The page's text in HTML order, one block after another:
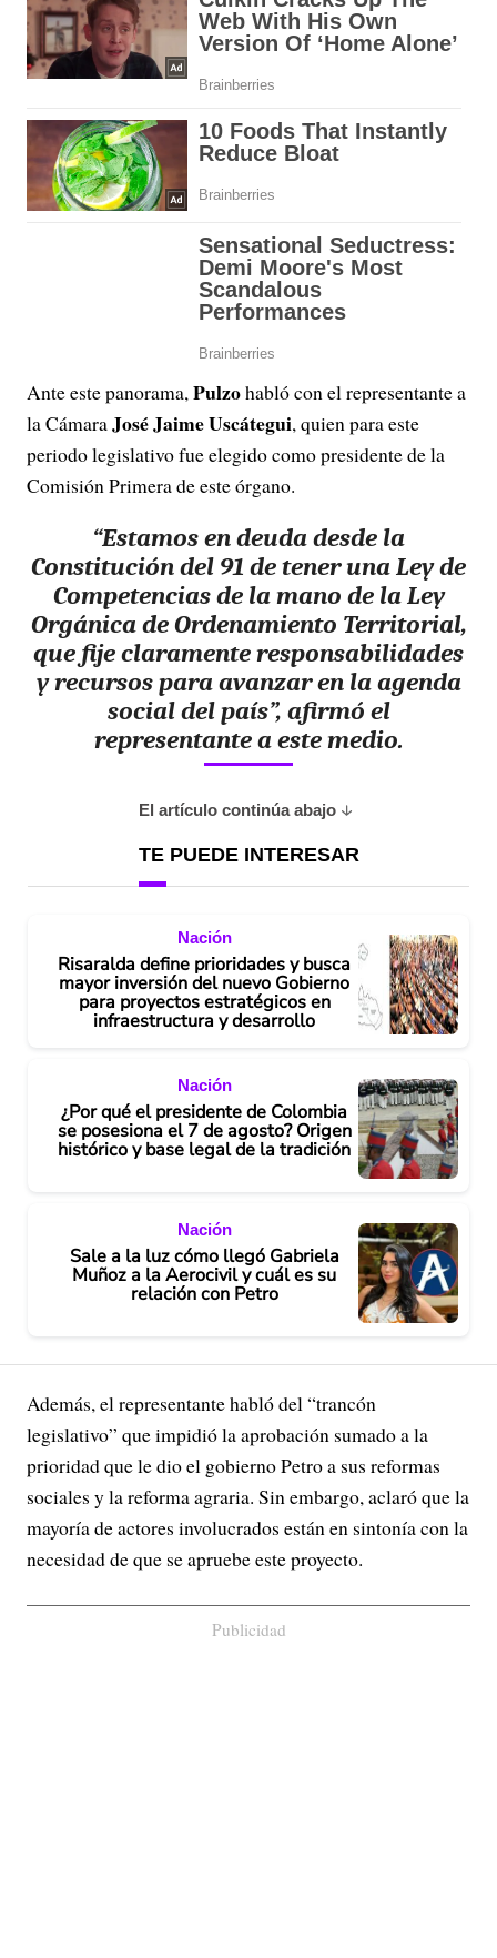
Ante este panorama, Pulzohabló con el representante a
la CámaraJosé Jaime Uscátegui, quien para este
periodo legislativo fue elegido como presidente de la
Comisión Primera de este órgano.
“Estamos en deuda desde la
Constitución del 91 de tener una Ley de
Competencias de la mano de la Ley
Orgánica de Ordenamiento Territorial,
que fije claramente responsabilidades
y recursos para avanzar en la agenda
social del país”, afirmó el
representante a este medio.
El artículo continúa abajo
TE PUEDE INTERESAR
Nación
Risaralda define prioridades y busca
mayor inversión del nuevo Gobierno
para proyectos estratégicos en
infraestructura y desarrollo
Nación
¿Por qué el presidente de Colombia
se posesiona el 7 de agosto? Origen
histórico y base legal de la tradición
Nación
Sale a la luz cómo llegó Gabriela
Muñoz a la Aerocivil y cuál es su
relación con Petro
Además, el representante habló del “trancón
legislativo” que impidió la aprobación sumado a la
prioridad que le dio el gobierno Petro a sus reformas
sociales y la reforma agraria. Sin embargo, aclaró que la
mayoría de actores involucrados están en sintonía con la
necesidad de que se apruebe este proyecto.
Publicidad